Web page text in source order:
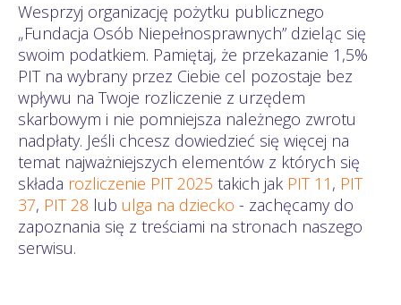
Wesprzyj organizację pożytku publicznego
„Fundacja Osób Niepełnosprawnych” dzieląc się
swoim podatkiem. Pamiętaj, że przekazanie 1,5%
PIT na wybrany przez Ciebie cel pozostaje bez
wpływu na Twoje rozliczenie z urzędem
skarbowym i nie pomniejsza należnego zwrotu
nadpłaty. Jeśli chcesz dowiedzieć się więcej na
temat najważniejszych elementów z których się
składa rozliczenie PIT 2025 takich jak PIT 11 , PIT
37, PIT 28 lub ulga na dziecko - zachęcamy do
zapoznania się z treściami na stronach naszego
serwisu.